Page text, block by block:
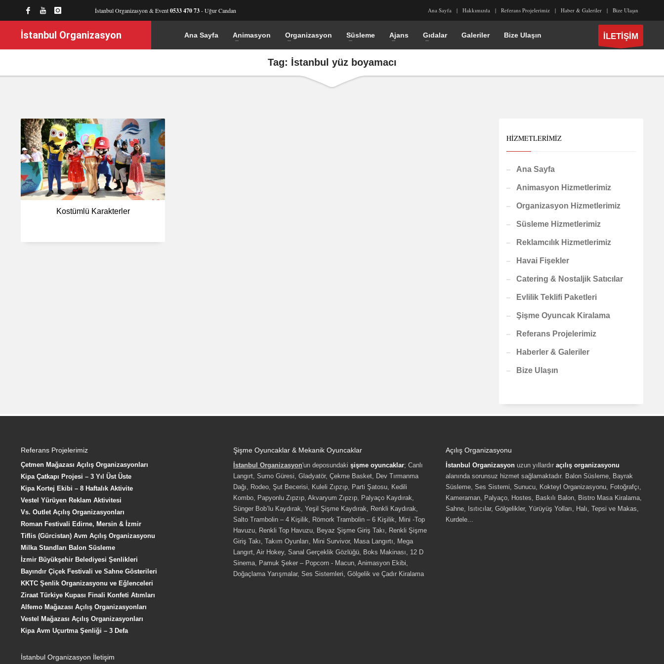
İstanbul Organizasyon & Event0533 470 73- Uğur Candan Ana Sayfa Hakkımızda Referans Projelerimiz Haber & Galeriler Bize Ulaşın
İstanbul Organizasyon Ana Sayfa Animasyon Organizasyon Süsleme Ajans Gıdalar Galeriler Bize Ulaşın İLETİŞİM
Tag: İstanbul yüz boyamacı
Kostümlü Karakterler
HIZMETLERIMIZ
Ana Sayfa
Animasyon Hizmetlerimiz
Organizasyon Hizmetlerimiz
Süsleme Hizmetlerimiz
Reklamcılık Hizmetlerimiz
Havai Fişekler
Catering & Nostaljik Satıcılar
Evlilik Teklifi Paketleri
Şişme Oyuncak Kiralama
Referans Projelerimiz
Haberler & Galeriler
Bize Ulaşın
Referans Projelerimiz
Çetmen Mağazası Açılış Organizasyonları
Kipa Çatkapı Projesi – 3 Yıl Üst Üste
Kipa Kortej Ekibi – 8 Haftalık Aktivite
Vestel Yürüyen Reklam Aktivitesi
Vs. Outlet Açılış Organizasyonları
Roman Festivali Edirne, Mersin & İzmir
Tiflis (Gürcistan) Avm Açılış Organizasyonu
Milka Standları Balon Süsleme
İzmir Büyükşehir Belediyesi Şenlikleri
Bayındır Çiçek Festivali ve Sahne Gösterileri
KKTC Şenlik Organizasyonu ve Eğlenceleri
Ziraat Türkiye Kupası Finali Konfeti Atımları
Alfemo Mağazası Açılış Organizasyonları
Vestel Mağazası Açılış Organizasyonları
Kipa Avm Uçurtma Şenliği – 3 Defa
İstanbul Organizasyon İletişim
Şişme Oyuncaklar & Mekanik Oyuncaklar
İstanbul Organizasyon'un deposundaki şişme oyuncaklar; Canlı
Langırt, Sumo Güresi, Gladyatör, Çekme Basket, Dev Tırmanma
Dağı, Rodeo, Şut Becerisi, Kuleli Zıpzıp, Parti Şatosu, Kedili
Kombo, Papyonlu Zıpzıp, Akvaryum Zıpzıp, Palyaço Kaydırak,
Sünger Bob’lu Kaydırak, Yeşil Şişme Kaydırak, Renkli Kaydırak,
Salto Trambolin – 4 Kişilik, Römork Trambolin – 6 Kişilik, Mini -Top
Havuzu, Renkli Top Havuzu, Beyaz Şişme Giriş Takı, Renkli Şişme
Giriş Takı, Takım Oyunları, Mini Survivor, Masa Langırtı, Mega
Langırt, Air Hokey, Sanal Gerçeklik Gözlüğü, Boks Makinası, 12 D
Sinema, Pamuk Şeker – Popcorn - Macun, Animasyon Ekibi,
Doğaçlama Yarışmalar, Ses Sistemleri, Gölgelik ve Çadır Kiralama
Açılış Organizasyonu
İstanbul Organizasyon uzun yıllardır açılış organizasyonu
alanında sorunsuz hizmet sağlamaktadır. Balon Süsleme, Bayrak
Süsleme, Ses Sistemi, Sunucu, Kokteyl Organizasyonu, Fotoğrafçı,
Kameraman, Palyaço, Hostes, Baskılı Balon, Bistro Masa Kiralama,
Sahne, Isıtıcılar, Gölgelikler, Yürüyüş Yolları, Halı, Tepsi ve Makas,
Kurdele...